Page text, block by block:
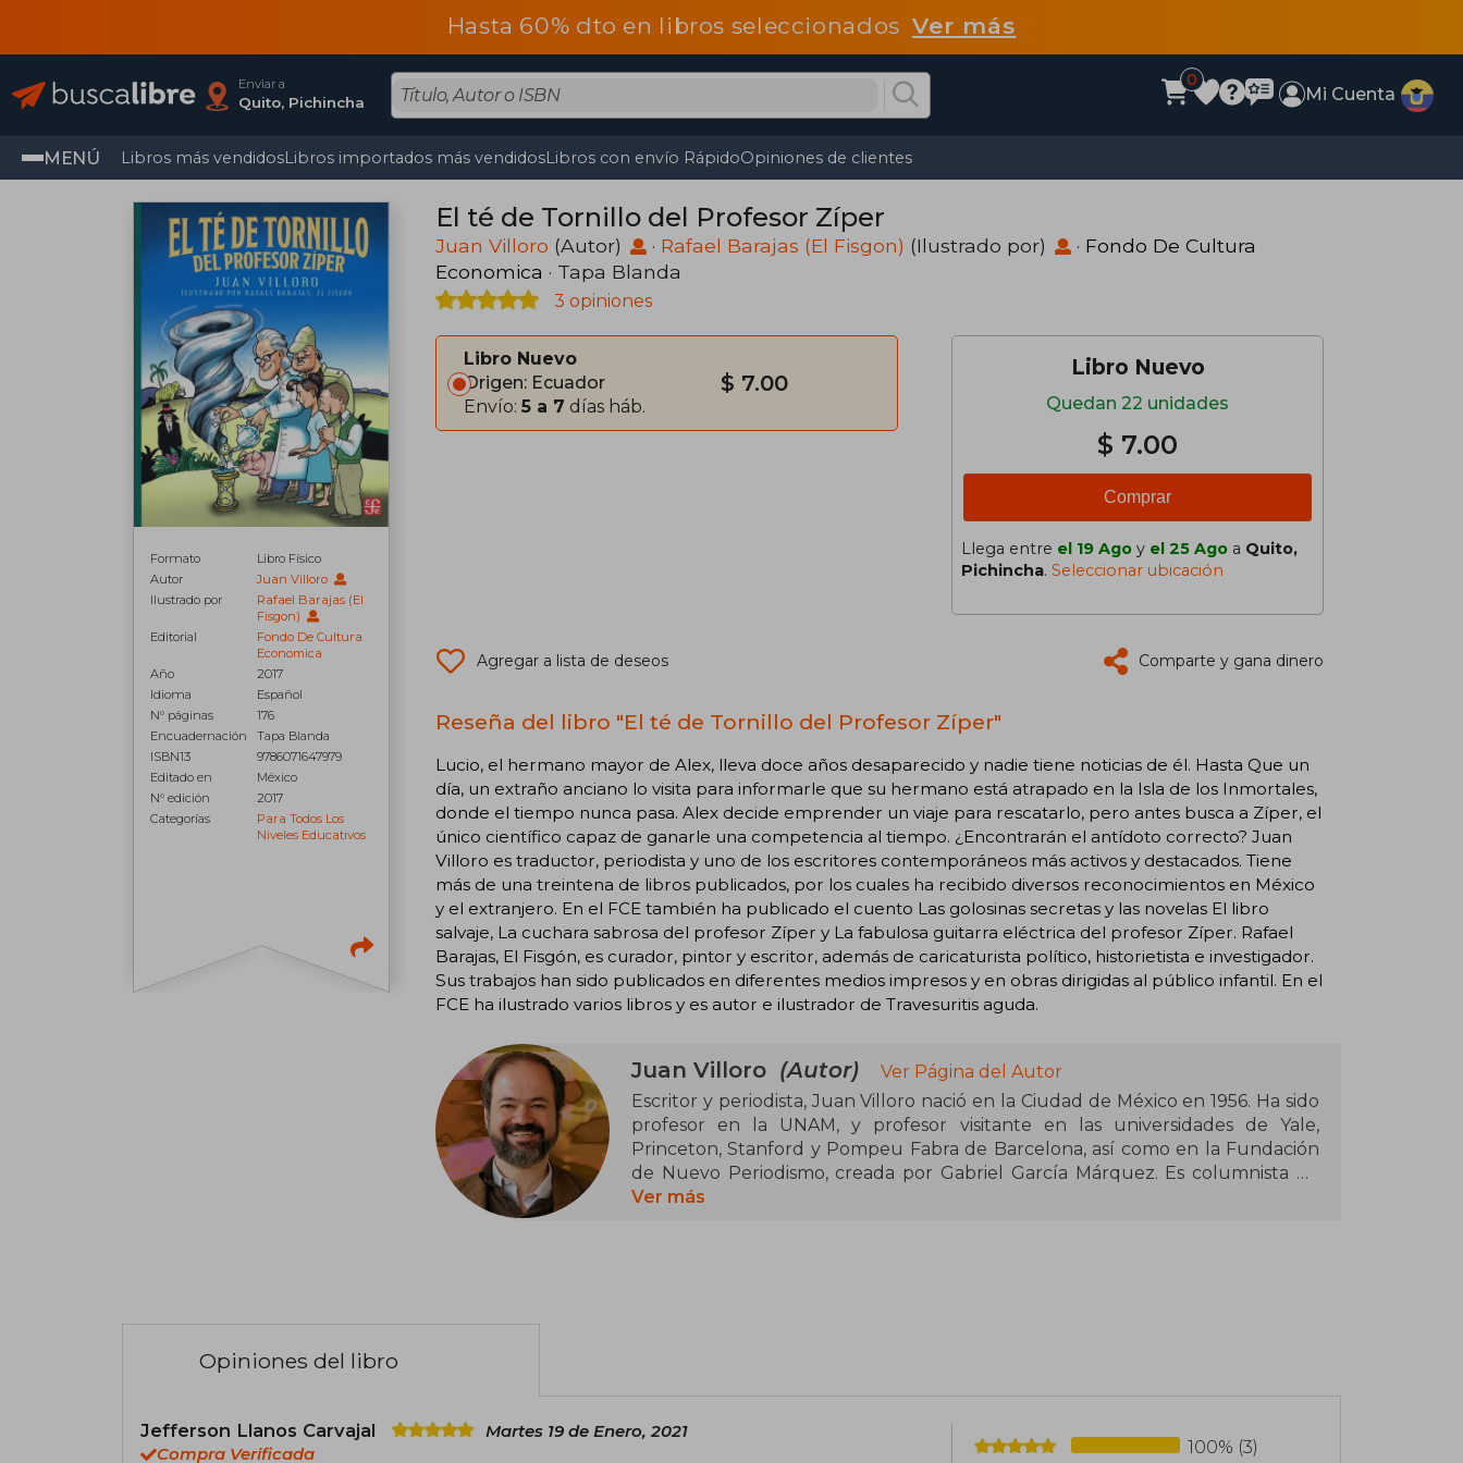
Hasta 60% dto en libros seleccionadosVer más
Enviar a
Quito, Pichincha
0
Mi Cuenta
MENÚ Libros más vendidosLibros importados más vendidosLibros con envío RápidoOpiniones de clientes
Formato
Libro Físico
Autor
Juan Villoro
Ilustrado por
Rafael Barajas (El
Fisgon)
Editorial
Fondo De Cultura
Economica
Año
2017
Idioma
Español
N° páginas
176
Encuadernación
Tapa Blanda
ISBN13
9786071647979
Editado en
México
N° edición
2017
Categorías
Para Todos Los
Niveles Educativos
El té de Tornillo del Profesor Zíper
Juan Villoro (Autor) · Rafael Barajas (El Fisgon) (Ilustrado por) · Fondo De Cultura
Economica · Tapa Blanda
3 opiniones
Libro Nuevo
Origen: Ecuador
Envío: 5 a 7 días háb.
$ 7.00
Libro Nuevo
Quedan 22 unidades
$ 7.00
Comprar
Llega entre el 19 Ago y el 25 Ago a Quito,
Pichincha. Seleccionar ubicación
Agregar a lista de deseos Comparte y gana dinero
Reseña del libro "El té de Tornillo del Profesor Zíper"
Lucio, el hermano mayor de Alex, lleva doce años desaparecido y nadie tiene noticias de él. Hasta Que un
día, un extraño anciano lo visita para informarle que su hermano está atrapado en la Isla de los Inmortales,
donde el tiempo nunca pasa. Alex decide emprender un viaje para rescatarlo, pero antes busca a Zíper, el
único científico capaz de ganarle una competencia al tiempo. ¿Encontrarán el antídoto correcto? Juan
Villoro es traductor, periodista y uno de los escritores contemporáneos más activos y destacados. Tiene
más de una treintena de libros publicados, por los cuales ha recibido diversos reconocimientos en México
y el extranjero. En el FCE también ha publicado el cuento Las golosinas secretas y las novelas El libro
salvaje, La cuchara sabrosa del profesor Zíper y La fabulosa guitarra eléctrica del profesor Zíper. Rafael
Barajas, El Fisgón, es curador, pintor y escritor, además de caricaturista político, historietista e investigador.
Sus trabajos han sido publicados en diferentes medios impresos y en obras dirigidas al público infantil. En el
FCE ha ilustrado varios libros y es autor e ilustrador de Travesuritis aguda.
Juan Villoro (Autor)
Ver Página del Autor
Escritor y periodista, Juan Villoro nació en la Ciudad de México en 1956. Ha sido
profesor en la UNAM, y profesor visitante en las universidades de Yale,
Princeton, Stanford y Pompeu Fabra de Barcelona, así como en la Fundación
de Nuevo Periodismo, creada por Gabriel García Márquez. Es columnista de
Reforma (México), ha escrito para medios internacionales como The New York
Manuel Rojas, ambos otorgados en Chile, por el conjunto de su obra. Entre los
Ver más
Opiniones del libro
Jefferson Llanos Carvajal
Martes 19 de Enero, 2021
Compra Verificada
100% (3)